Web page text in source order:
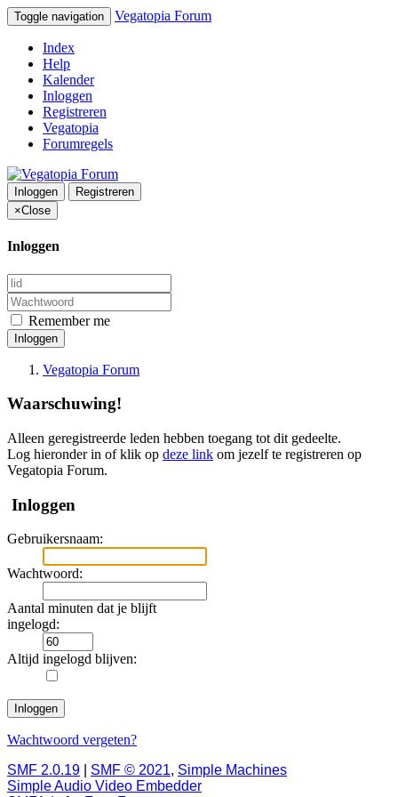
Toggle navigation Vegatopia Forum
Index
Help
Kalender
Inloggen
Registreren
Vegatopia
Forumregels
Inloggen
Registreren
×Close
Inloggen
Remember me
Inloggen
Vegatopia Forum
Waarschuwing!
Alleen geregistreerde leden hebben toegang tot dit gedeelte.
Log hieronder in of klik op deze link om jezelf te registreren op
Vegatopia Forum.
Inloggen
Gebruikersnaam:
Wachtwoord:
Aantal minuten dat je blijft
ingelogd:
Altijd ingelogd blijven:
Wachtwoord vergeten?
SMF 2.0.19
SMF © 2021, Simple Machines
Simple Audio Video Embedder